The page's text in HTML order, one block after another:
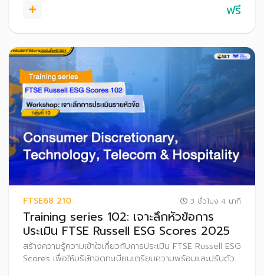
ฟรี
FTSE68 210 3 ชั่วโมง 4 นาที
Training series 102: เจาะลึกหัวข้อการ
ประเมิน FTSE Russell ESG Scores 2025
สร้างความรู้ความเข้าใจเกี่ยวกับการประเมิน FTSE Russell ESG
Scores เพื่อให้บริษัทจดทะเบียนเตรียมความพร้อมและปรับตัว